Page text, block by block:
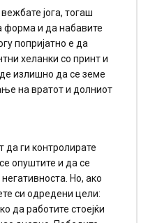
јога, тогаш
форма и да набавите
попријатно е да
хеланки со принт и
излишно да се земе
на вратот и долниот
да ги контролирате
опуштите и да се
Но, ако
си одредени цели:
да работите стоејќи